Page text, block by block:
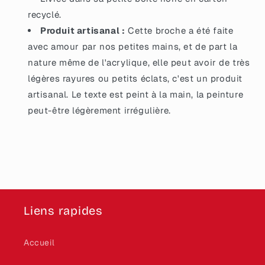
recyclé.
Produit artisanal : Cette broche a été faite
avec amour par nos petites mains, et de part la
nature même de l'acrylique, elle peut avoir de très
légères rayures ou petits éclats, c'est un produit
artisanal. Le texte est peint à la main, la peinture
peut-être légèrement irrégulière.
Liens rapides
Accueil